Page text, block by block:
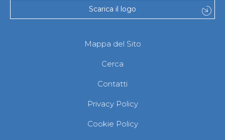
Scarica il logo
Mappa del Sito
Cerca
Contatti
Privacy Policy
Cookie Policy